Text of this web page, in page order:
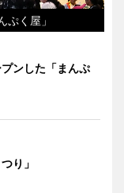
く屋」
ンした「まんぷ
り」